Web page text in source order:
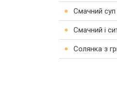
Смачний суп
Смачний і
Солянка з